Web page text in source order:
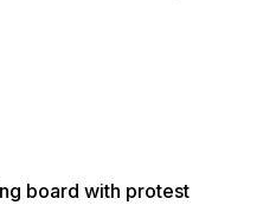
board with protest